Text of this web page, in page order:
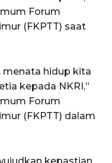
Forum
(FKPTT) saat
menata hidup kita
kepada NKRI,”
Forum
(FKPTT) dalam